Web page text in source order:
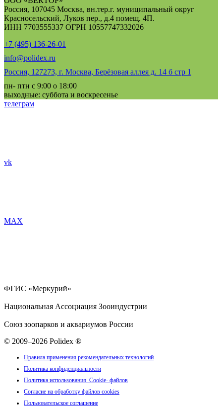
Россия, 107045 Москва, вн.тер.г. муниципальный округ
Красносельский, Луков пер., д.4 помещ. 4П.
ИНН 7703555337 ОГРН 10557747332026
+7 (495) 136-26-01
info@polidex.ru
Россия, 127273, г. Москва, Берёзовая аллея д. 14 б стр 1
пн- птн с 9:00 о 18:00
выходные: суббота и воскресенье
телеграм
vk
MAX
ФГИС «Меркурий»
Национальная Ассоциация Зооиндустрии
Союз зоопарков и аквариумов России
© 2009–2026 Polidex ®
Правила применения рекомендательных технологий
Политика конфиденциальности
Политика использования Cookie- файлов
Согласие на обработку файлов cookies
Пользовательское соглашение